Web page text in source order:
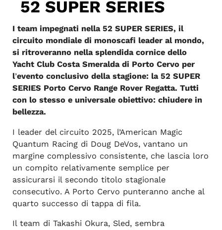
52 SUPER SERIES
I team impegnati nella 52 SUPER SERIES, il
circuito mondiale di monoscafi leader al mondo,
si ritroveranno nella splendida cornice dello
Yacht Club Costa Smeralda di Porto Cervo per
l’evento conclusivo della stagione: la 52 SUPER
SERIES Porto Cervo Range Rover Regatta. Tutti
con lo stesso e universale obiettivo: chiudere in
bellezza.
I leader del circuito 2025, l’American Magic
Quantum Racing di Doug DeVos, vantano un
margine complessivo consistente, che lascia loro
un compito relativamente semplice per
assicurarsi il secondo titolo stagionale
consecutivo. A Porto Cervo punteranno anche al
quarto successo di tappa di fila.
Il team di Takashi Okura, Sled, sembra